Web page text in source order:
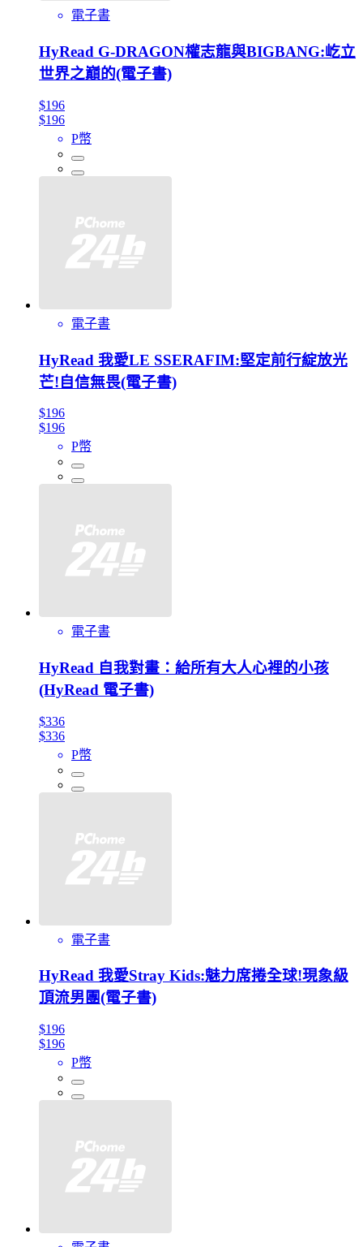
電子書
HyRead G-DRAGON權志龍與BIGBANG:屹立
世界之巔的(電子書)
$196
$196
P幣
電子書
HyRead 我愛LE SSERAFIM:堅定前行綻放光
芒!自信無畏(電子書)
$196
$196
P幣
電子書
HyRead 自我對畫：給所有大人心裡的小孩
(HyRead 電子書)
$336
$336
P幣
電子書
HyRead 我愛Stray Kids:魅力席捲全球!現象級
頂流男團(電子書)
$196
$196
P幣